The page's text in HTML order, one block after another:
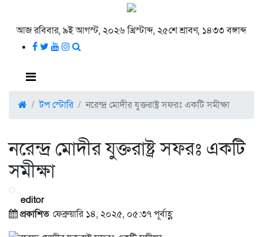
আজ রবিবার, ৯ই আগস্ট, ২০২৬ খ্রিস্টাব্দ, ২৫শে শ্রাবণ, ১৪৩৩ বঙ্গাব্দ
টপ স্টোরি নরেন্দ্র মোদীর যুক্তরাষ্ট্র সফরঃ একটি সমীক্ষা
নরেন্দ্র মোদীর যুক্তরাষ্ট্র সফরঃ একটি
সমীক্ষা
editor
প্রকাশিত ফেব্রুয়ারি ১৪, ২০২৫, ০৫:৩৭ পূর্বাহ্ণ